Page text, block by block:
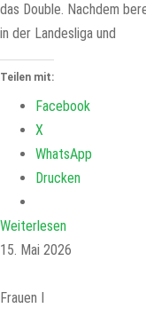
das Double. Nachdem
in der Landesliga und
Teilen mit:
Facebook
X
WhatsApp
Drucken
Weiterlesen
15. Mai 2026
Frauen I